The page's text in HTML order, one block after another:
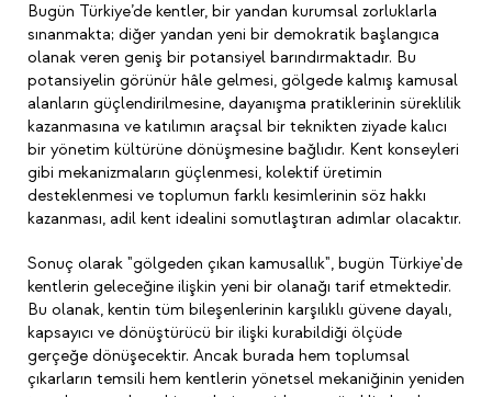
Bugün Türkiye’de kentler, bir yandan kurumsal zorluklarla
sınanmakta; diğer yandan yeni bir demokratik başlangıca
olanak veren geniş bir potansiyel barındırmaktadır. Bu
potansiyelin görünür hâle gelmesi, gölgede kalmış kamusal
alanların güçlendirilmesine, dayanışma pratiklerinin süreklilik
kazanmasına ve katılımın araçsal bir teknikten ziyade kalıcı
bir yönetim kültürüne dönüşmesine bağlıdır. Kent konseyleri
gibi mekanizmaların güçlenmesi, kolektif üretimin
desteklenmesi ve toplumun farklı kesimlerinin söz hakkı
kazanması, adil kent idealini somutlaştıran adımlar olacaktır.
Sonuç olarak "gölgeden çıkan kamusallık", bugün Türkiye'de
kentlerin geleceğine ilişkin yeni bir olanağı tarif etmektedir.
Bu olanak, kentin tüm bileşenlerinin karşılıklı güvene dayalı,
kapsayıcı ve dönüştürücü bir ilişki kurabildiği ölçüde
gerçeğe dönüşecektir. Ancak burada hem toplumsal
çıkarların temsili hem kentlerin yönetsel mekaniğinin yeniden